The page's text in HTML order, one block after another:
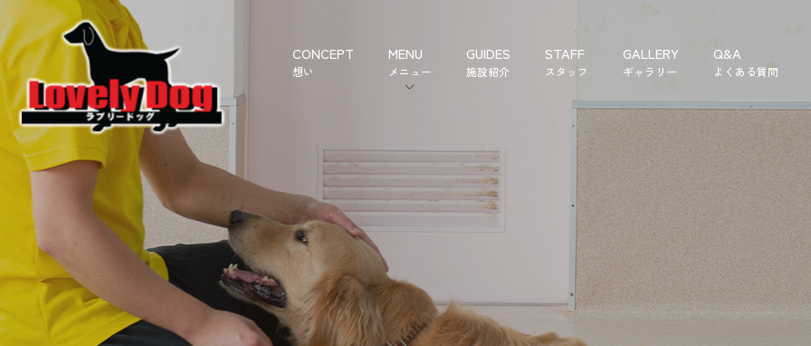
CONCEPT
想い
MENU
メニュー
GUIDES
施設紹介
STAFF
スタッフ
GALLERY
ギャラリー
Q&A
よくある質問